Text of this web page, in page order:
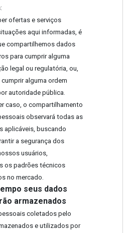
ofertas e serviços
aqui informadas, é
compartilhemos dados
para cumprir alguma
legal ou regulatória, ou,
cumprir alguma ordem
autoridade pública.
caso, o compartilhamento
observará todas as
aplicáveis, buscando
a segurança dos
usuários,
os padrões técnicos
no mercado.
seus dados
armazenados
coletados pelo
e utilizados por